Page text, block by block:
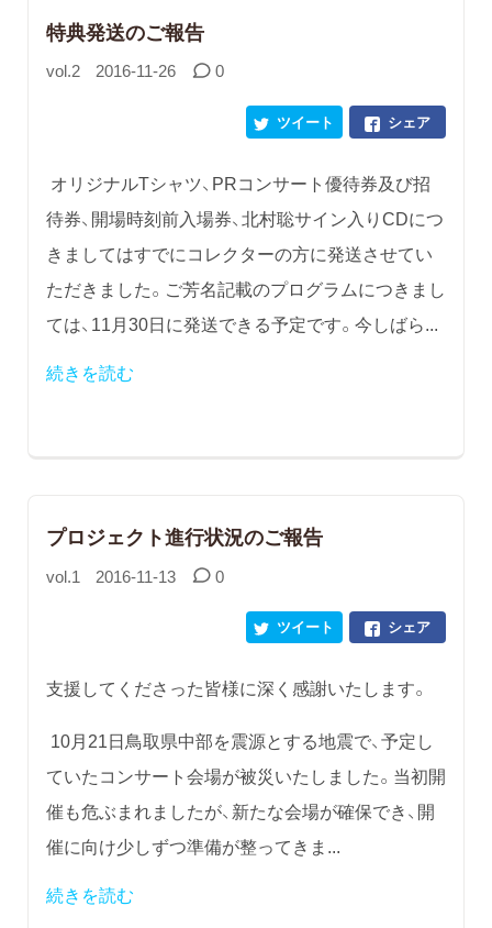
特典発送のご報告
vol.2 2016-11-26 0
シェア
ツイート
オリジナルTシャツ、PRコンサート優待券及び招
待券、開場時刻前入場券、北村聡サイン入りCDにつ
きましてはすでにコレクターの方に発送させてい
ただきました。ご芳名記載のプログラムにつきまし
ては、11月30日に発送できる予定です。今しばら...
続きを読む
プロジェクト進行状況のご報告
vol.1 2016-11-13 0
シェア
ツイート
支援してくださった皆様に深く感謝いたします。
10月21日鳥取県中部を震源とする地震で、予定し
ていたコンサート会場が被災いたしました。当初開
催も危ぶまれましたが、新たな会場が確保でき、開
催に向け少しずつ準備が整ってきま...
続きを読む